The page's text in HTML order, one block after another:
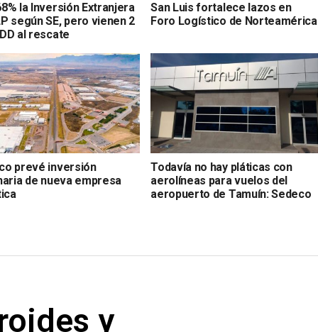
la Inversión Extranjera
según SE, pero vienen 2
al rescate
San Luis fortalece lazos en
Foro Logístico de Norteamérica
prevé inversión
de nueva empresa
Todavía no hay pláticas con
aerolíneas para vuelos del
aeropuerto de Tamuín: Sedeco
y